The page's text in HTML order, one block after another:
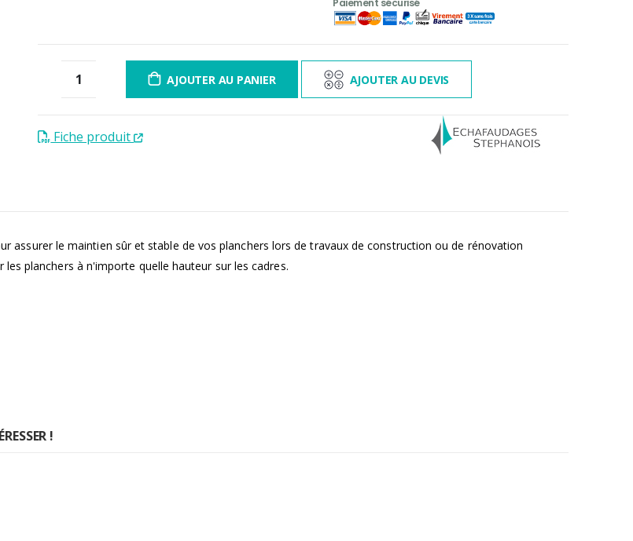
12 à 60 foiscontactez-nous
AJOUTER AU PANIER AJOUTER AU DEVIS
Fiche produit
assurer le maintien sûr et stable de vos planchers lors de travaux de construction ou de rénovation
planchers à n'importe quelle hauteur sur les cadres.
!